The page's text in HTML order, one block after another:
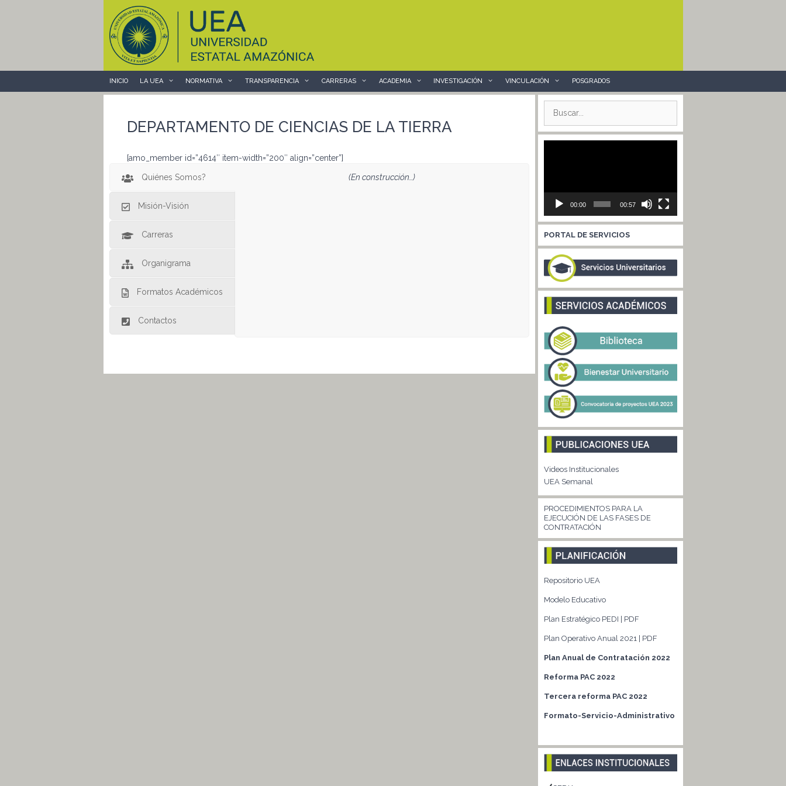
INICIO LA UEA NORMATIVA TRANSPARENCIA CARRERAS ACADEMIA INVESTIGACIÓN VINCULACIÓN POSGRADOS
DEPARTAMENTO DE CIENCIAS DE LA TIERRA
[amo_member id=”4614″ item-width=”200″ align=”center”]
Quiénes Somos?
Misión-Visión
Carreras
Organigrama
Formatos Académicos
Contactos
(En construcción…)
00:00 00:57
PORTAL DE SERVICIOS
Videos Institucionales
UEA Semanal
PROCEDIMIENTOS PARA LA
EJECUCIÓN DE LAS FASES DE
CONTRATACIÓN
Repositorio UEA
Modelo Educativo
Plan Estratégico PEDI | PDF
Plan Operativo Anual 2021 | PDF
Plan Anual de Contratación 2022
Reforma PAC 2022
Tercera reforma PAC 2022
Formato-Servicio-Administrativo